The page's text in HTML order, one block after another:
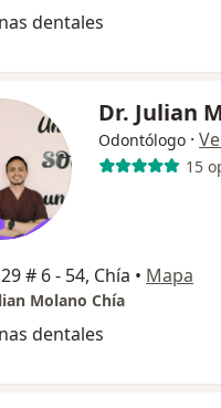
dentales
Dr. Julian
Odontólogo ·
15
# 6 - 54, Chía • Mapa
Molano Chía
dentales